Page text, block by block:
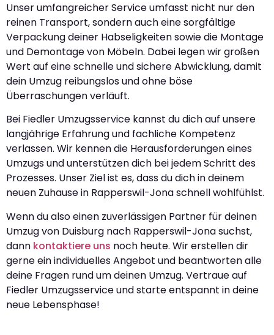
Unser umfangreicher Service umfasst nicht nur den
reinen Transport, sondern auch eine sorgfältige
Verpackung deiner Habseligkeiten sowie die Montage
und Demontage von Möbeln. Dabei legen wir großen
Wert auf eine schnelle und sichere Abwicklung, damit
dein Umzug reibungslos und ohne böse
Überraschungen verläuft.
Bei Fiedler Umzugsservice kannst du dich auf unsere
langjährige Erfahrung und fachliche Kompetenz
verlassen. Wir kennen die Herausforderungen eines
Umzugs und unterstützen dich bei jedem Schritt des
Prozesses. Unser Ziel ist es, dass du dich in deinem
neuen Zuhause in Rapperswil-Jona schnell wohlfühlst.
Wenn du also einen zuverlässigen Partner für deinen
Umzug von Duisburg nach Rapperswil-Jona suchst,
dann kontaktiere uns noch heute. Wir erstellen dir
gerne ein individuelles Angebot und beantworten alle
deine Fragen rund um deinen Umzug. Vertraue auf
Fiedler Umzugsservice und starte entspannt in deine
neue Lebensphase!